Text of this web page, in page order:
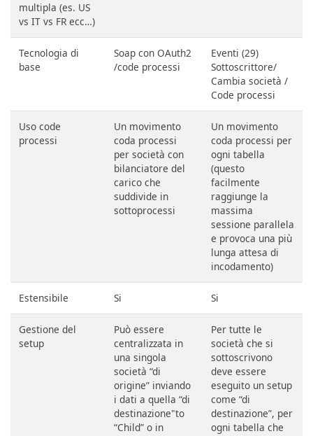
multipla (es. US
vs IT vs FR ecc…)
Tecnologia di
base
Soap con OAuth2
/code processi
Eventi (29)
Sottoscrittore/
Cambia società /
Code processi
Uso code
processi
Un movimento
coda processi
per società con
bilanciatore del
carico che
suddivide in
sottoprocessi
Un movimento
coda processi per
ogni tabella
(questo
facilmente
raggiunge la
massima
sessione parallela
e provoca una più
lunga attesa di
incodamento)
Estensibile Si Si
Gestione del
setup
Può essere
centralizzata in
una singola
società “di
origine” inviando
i dati a quella “di
destinazione"to
“Child” o in
Per tutte le
società che si
sottoscrivono
deve essere
eseguito un setup
come “di
destinazione”, per
ogni tabella che